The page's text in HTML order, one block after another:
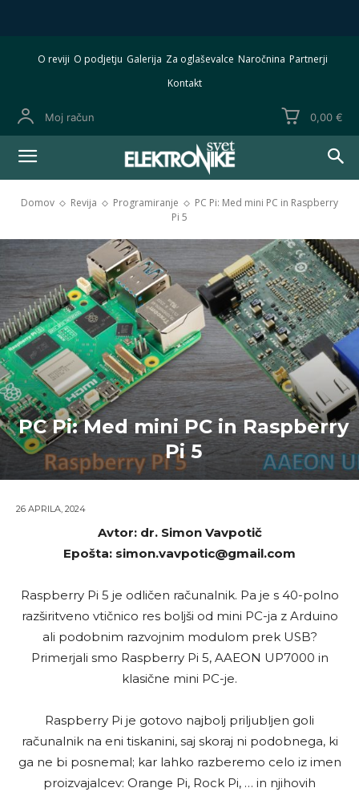
O reviji O podjetju Galerija Za oglaševalce Naročnina Partnerji
Kontakt
Moj račun 0,00 €
Domov Revija Programiranje
PC Pi: Med mini PC in Raspberry
Pi 5
PC Pi: Med mini PC in Raspberry
Pi 5
26 APRILA, 2024
Avtor: dr. Simon Vavpotič
Epošta: simon.vavpotic@gmail.com
Raspberry Pi 5 je odličen računalnik. Pa je s 40-polno
razširitveno vtičnico res boljši od mini PC-ja z Arduino
ali podobnim razvojnim modulom prek USB?
Primerjali smo Raspberry Pi 5, AAEON UP7000 in
klasične mini PC-je.
Raspberry Pi je gotovo najbolj priljubljen goli
računalnik na eni tiskanini, saj skoraj ni podobnega, ki
ga ne bi posnemal; kar lahko razberemo celo iz imen
proizvajalcev: Orange Pi, Rock Pi, … in njihovih